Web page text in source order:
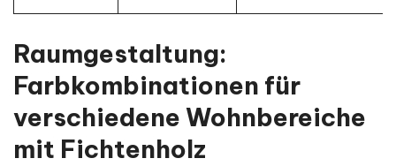
Raumgestaltung:
Farbkombinationen für
verschiedene Wohnbereiche
mit Fichtenholz